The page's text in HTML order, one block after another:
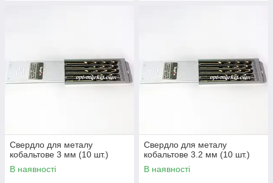
Свердло для металу
кобальтове 3 мм (10 шт.)
В наявності
Свердло для металу
кобальтове 3.2 мм (10 шт.)
В наявності